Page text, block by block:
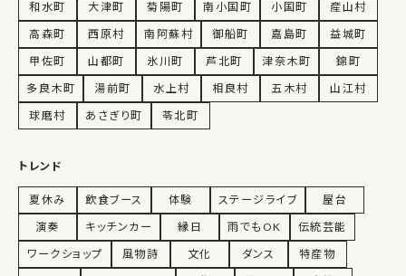
和水町
大津町 菊陽町 南小国町 小国町
産山村
高森町
西原村 南阿蘇村 御船町 嘉島町
益城町
甲佐町
山都町 氷川町 芦北町 津奈木町
錦町
多良木町
湯前町 水上村 相良村 五木村
山江村
球磨村
あさぎり町 苓北町
トレンド
夏休み 飲食ブース 体験 ステージライブ
屋台
演奏
キッチンカー 縁日 雨でもOK
伝統芸能
ワークショップ
風物詩 文化 ダンス
特産物